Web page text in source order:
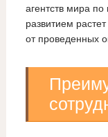
агентств мира по
развитием
от проведенных